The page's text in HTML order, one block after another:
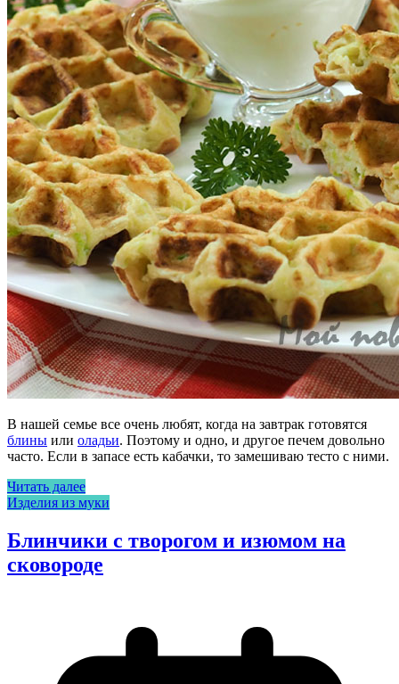
В нашей семье все очень любят, когда на завтрак готовятся
блины или оладьи. Поэтому и одно, и другое печем довольно
часто. Если в запасе есть кабачки, то замешиваю тесто с ними.
Читать далее
Изделия из муки
Блинчики с творогом и изюмом на
сковороде